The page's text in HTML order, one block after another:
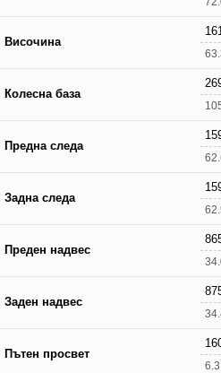
Височина
Колесна база
Предна следа
Задна следа
Преден надвес
Заден надвес
Пътен просвет
6.3